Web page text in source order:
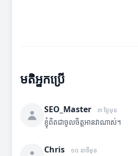
មតិអ្នកប្រើ
SEO_Master ៣ ថ្ងៃមុន
ខ្ញុំពិតជាចូលចិត្តអានវាណាស់។
Chris ១០ នាទីមុន